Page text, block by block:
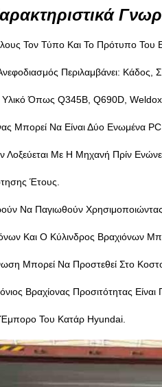
Τον Τύπο Και Το Πρότυπο Του
Περιλαμβάνει:
Υλικό Όπως Q345B, Q690D, Weldox
Μπορεί Να Είναι Δύο Ενωμένα
Με Η Μηχανή Πρίν
Έτους.
Να Παγιωθούν
Και Ο Κύλινδρος Βραχιόνων
Μπορεί Να Προστεθεί Στο
Βραχίονας Προσιτότητας
Έμπορο Του Κατάρ Hyundai.